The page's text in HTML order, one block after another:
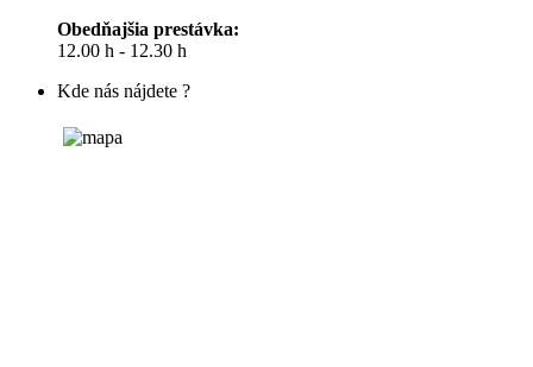
Obedňajšia prestávka:
12.00 h - 12.30 h
Kde nás nájdete ?